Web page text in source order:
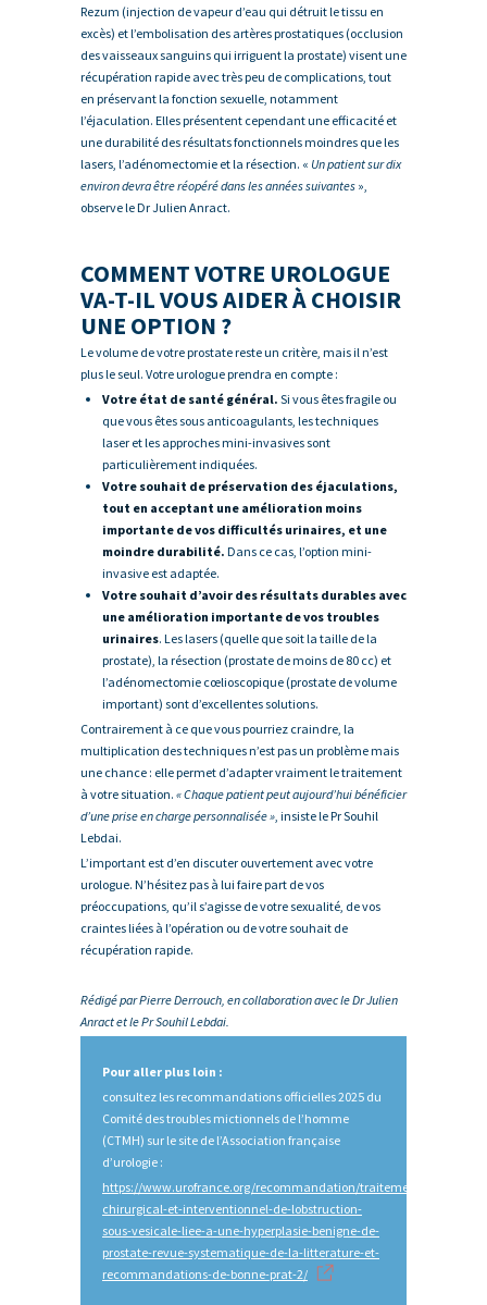
Rezum (injection de vapeur d’eau qui détruit le tissu en
excès) et l’embolisation des artères prostatiques (occlusion
des vaisseaux sanguins qui irriguent la prostate) visent une
récupération rapide avec très peu de complications, tout
en préservant la fonction sexuelle, notamment
l’éjaculation. Elles présentent cependant une efficacité et
une durabilité des résultats fonctionnels moindres que les
lasers, l’adénomectomie et la résection. « Un patient sur dix
environ devra être réopéré dans les années suivantes »,
observe le Dr Julien Anract.
COMMENT VOTRE UROLOGUE
VA-T-IL VOUS AIDER À CHOISIR
UNE OPTION ?
Le volume de votre prostate reste un critère, mais il n’est
plus le seul. Votre urologue prendra en compte :
Votre état de santé général. Si vous êtes fragile ou
que vous êtes sous anticoagulants, les techniques
laser et les approches mini-invasives sont
particulièrement indiquées.
Votre souhait de préservation des éjaculations,
tout en acceptant une amélioration moins
importante de vos difficultés urinaires, et une
moindre durabilité. Dans ce cas, l’option mini-
invasive est adaptée.
Votre souhait d’avoir des résultats durables avec
une amélioration importante de vos troubles
urinaires. Les lasers (quelle que soit la taille de la
prostate), la résection (prostate de moins de 80 cc) et
l’adénomectomie cœlioscopique (prostate de volume
important) sont d’excellentes solutions.
Contrairement à ce que vous pourriez craindre, la
multiplication des techniques n’est pas un problème mais
une chance : elle permet d’adapter vraiment le traitement
à votre situation. « Chaque patient peut aujourd’hui bénéficier
d’une prise en charge personnalisée », insiste le Pr Souhil
Lebdai.
L’important est d’en discuter ouvertement avec votre
urologue. N’hésitez pas à lui faire part de vos
préoccupations, qu’il s’agisse de votre sexualité, de vos
craintes liées à l’opération ou de votre souhait de
récupération rapide.
Rédigé par Pierre Derrouch, en collaboration avec le Dr Julien
Anract et le Pr Souhil Lebdai.
Pour aller plus loin :
consultez les recommandations officielles 2025 du
Comité des troubles mictionnels de l’homme
(CTMH) sur le site de l’Association française
d’urologie :
https://www.urofrance.org/recommandation/traitement-
chirurgical-et-interventionnel-de-lobstruction-
sous-vesicale-liee-a-une-hyperplasie-benigne-de-
prostate-revue-systematique-de-la-litterature-et-
recommandations-de-bonne-prat-2/